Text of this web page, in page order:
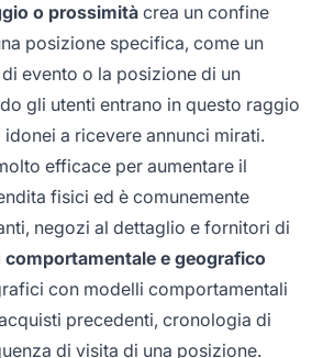
o prossimità crea un confine
posizione specifica, come un
evento o la posizione di un
gli utenti entrano in questo raggio
a ricevere annunci mirati.
efficace per aumentare il
fisici ed è comunemente
negozi al dettaglio e fornitori di
e geografico
con modelli comportamentali
precedenti, cronologia di
di visita di una posizione.